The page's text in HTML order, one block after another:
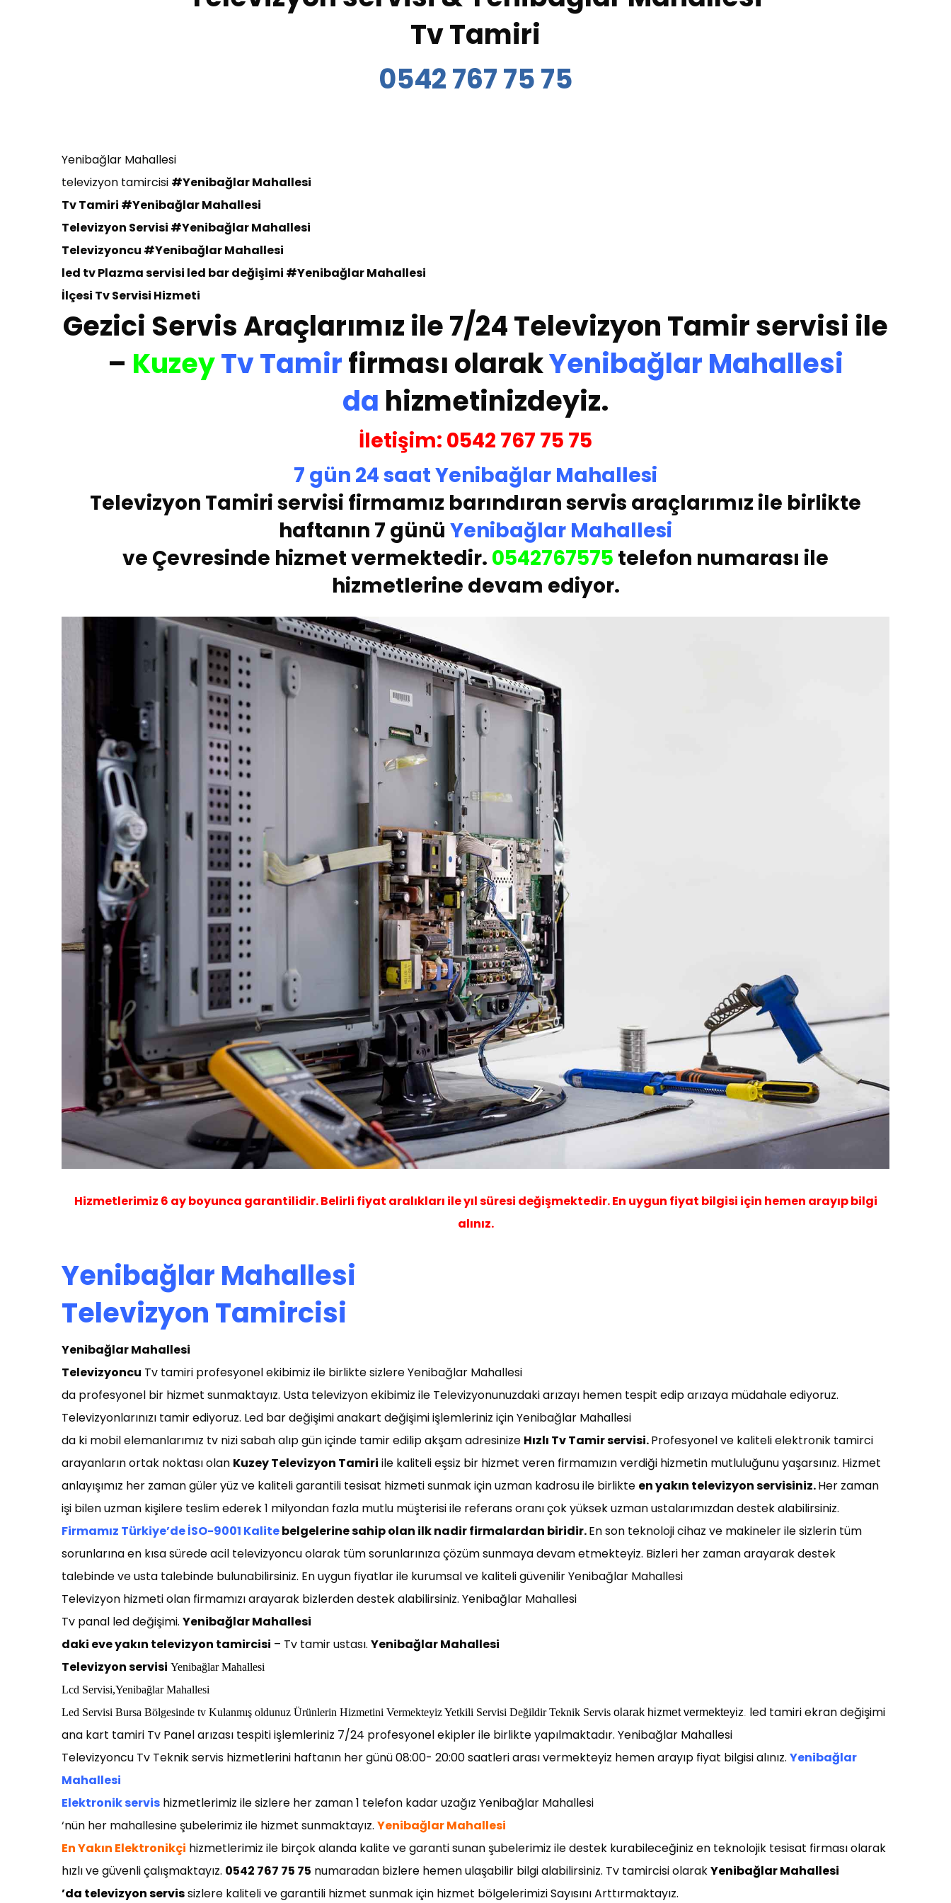
Tv Tamiri
0542 767 75 75
Yenibağlar Mahallesi
televizyon tamircisi #Yenibağlar Mahallesi
Tv Tamiri #Yenibağlar Mahallesi
Televizyon Servisi #Yenibağlar Mahallesi
Televizyoncu #Yenibağlar Mahallesi
led tv Plazma servisi led bar değişimi #Yenibağlar Mahallesi
İlçesi Tv Servisi Hizmeti
Gezici Servis Araçlarımız ile 7/24 Televizyon Tamir servisi ile
– KuzeyTv Tamirfirması olarakYenibağlar Mahallesi
da hizmetinizdeyiz.
İletişim: 0542 767 75 75
7 gün 24 saatYenibağlar Mahallesi
Televizyon Tamiri servisi firmamız barındıran servis araçlarımız ile birlikte
haftanın 7 günü Yenibağlar Mahallesi
ve Çevresinde hizmet vermektedir. 0542767575 telefon numarası ile
hizmetlerine devam ediyor.
Hizmetlerimiz 6 ayboyunca garantilidir. Belirli fiyat aralıkları ile yıl süresi değişmektedir. En uygun fiyat bilgisi için hemen arayıp bilgi
alınız.
Yenibağlar Mahallesi
Televizyon Tamircisi
Yenibağlar Mahallesi
Televizyoncu Tv tamiri profesyonel ekibimiz ile birlikte sizlere Yenibağlar Mahallesi
da profesyonel bir hizmet sunmaktayız. Usta televizyon ekibimiz ile Televizyonunuzdaki arızayı hemen tespit edip arızaya müdahale ediyoruz.
Televizyonlarınızı tamir ediyoruz. Led bar değişimi anakart değişimi işlemleriniz için Yenibağlar Mahallesi
da ki mobil elemanlarımız tv nizi sabah alıp gün içinde tamir edilip akşam adresinize Hızlı Tv Tamir servisi.Profesyonel ve kaliteli elektronik tamirci
arayanların ortak noktası olan Kuzey Televizyon Tamiri ile kaliteli eşsiz bir hizmet veren firmamızın verdiği hizmetin mutluluğunu yaşarsınız. Hizmet
anlayışımız her zaman güler yüz ve kaliteli garantili tesisat hizmeti sunmak için uzman kadrosu ile birlikte en yakın televizyon servisiniz.Her zaman
işi bilen uzman kişilere teslim ederek 1 milyondan fazla mutlu müşterisi ile referans oranı çok yüksek uzman ustalarımızdan destek alabilirsiniz.
Firmamız Türkiye’de İSO-9001 Kalitebelgelerine sahip olan ilk nadir firmalardan biridir.En son teknoloji cihaz ve makineler ile sizlerin tüm
sorunlarına en kısa sürede acil televizyoncu olarak tüm sorunlarınıza çözüm sunmaya devam etmekteyiz. Bizleri her zaman arayarak destek
talebinde ve usta talebinde bulunabilirsiniz. En uygun fiyatlar ile kurumsal ve kaliteli güvenilir Yenibağlar Mahallesi
Televizyon hizmeti olan firmamızı arayarak bizlerden destek alabilirsiniz. Yenibağlar Mahallesi
Tv panal led değişimi. Yenibağlar Mahallesi
daki eve yakın televizyon tamircisi – Tv tamir ustası. Yenibağlar Mahallesi
Televizyon servisi Yenibağlar Mahallesi
Lcd Servisi,Yenibağlar Mahallesi
Led Servisi Bursa Bölgesinde tv Kulanmış oldunuz Ürünlerin Hizmetini Vermekteyiz Yetkili Servisi Değildir Teknik Servis o larak hizmetvermekteyiz. led tamiri ekran değişimi
ana kart tamiri Tv Panel arızası tespiti işlemleriniz 7/24 profesyonel ekipler ile birlikte yapılmaktadır. Yenibağlar Mahallesi
Televizyoncu Tv Teknik servis hizmetlerini haftanın her günü 08:00- 20:00 saatleri arası vermekteyiz hemen arayıp fiyat bilgisi alınız. Yenibağlar
Mahallesi
Elektronik servis hizmetlerimiz ile sizlere her zaman 1 telefon kadar uzağız Yenibağlar Mahallesi
‘nün her mahallesine şubelerimiz ile hizmet sunmaktayız. Yenibağlar Mahallesi
En Yakın Elektronikçi hizmetlerimiz ile birçok alanda kalite ve garanti sunan şubelerimiz ile destek kurabileceğiniz en teknolojik tesisat firması olarak
hızlı ve güvenli çalışmaktayız. 0542 767 75 75 numaradan bizlere hemen ulaşabilir bilgi alabilirsiniz. Tv tamircisi olarakYenibağlar Mahallesi
’da televizyon servissizlere kaliteli ve garantili hizmet sunmak için hizmet bölgelerimizi Sayısını Arttırmaktayız.